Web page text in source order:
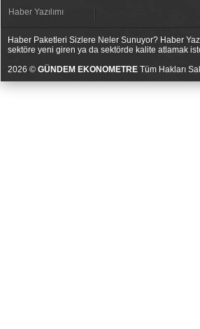
Haber Yazılımı
Haber Paketleri Sizlere Neler Sunuyor? Haber
sektöre yeni giren ya da sektörde kalite atlamak
2026 © GÜNDEM EKONOMETRE Tüm Hakları